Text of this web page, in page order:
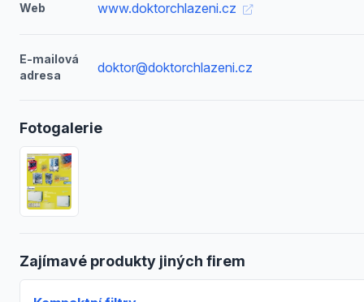
Web www.doktorchlazeni.cz
E-mailová
adresa
doktor@doktorchlazeni.cz
Fotogalerie
Zajímavé produkty jiných firem